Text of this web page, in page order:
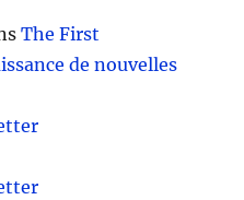
The First
de nouvelles